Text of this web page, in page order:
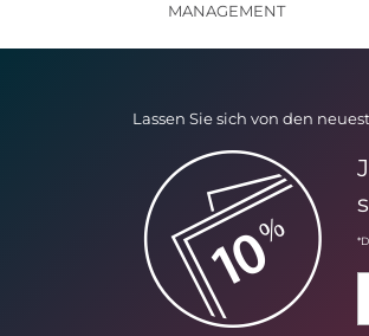
MANAGEMENT
Lassen Sie sich von den